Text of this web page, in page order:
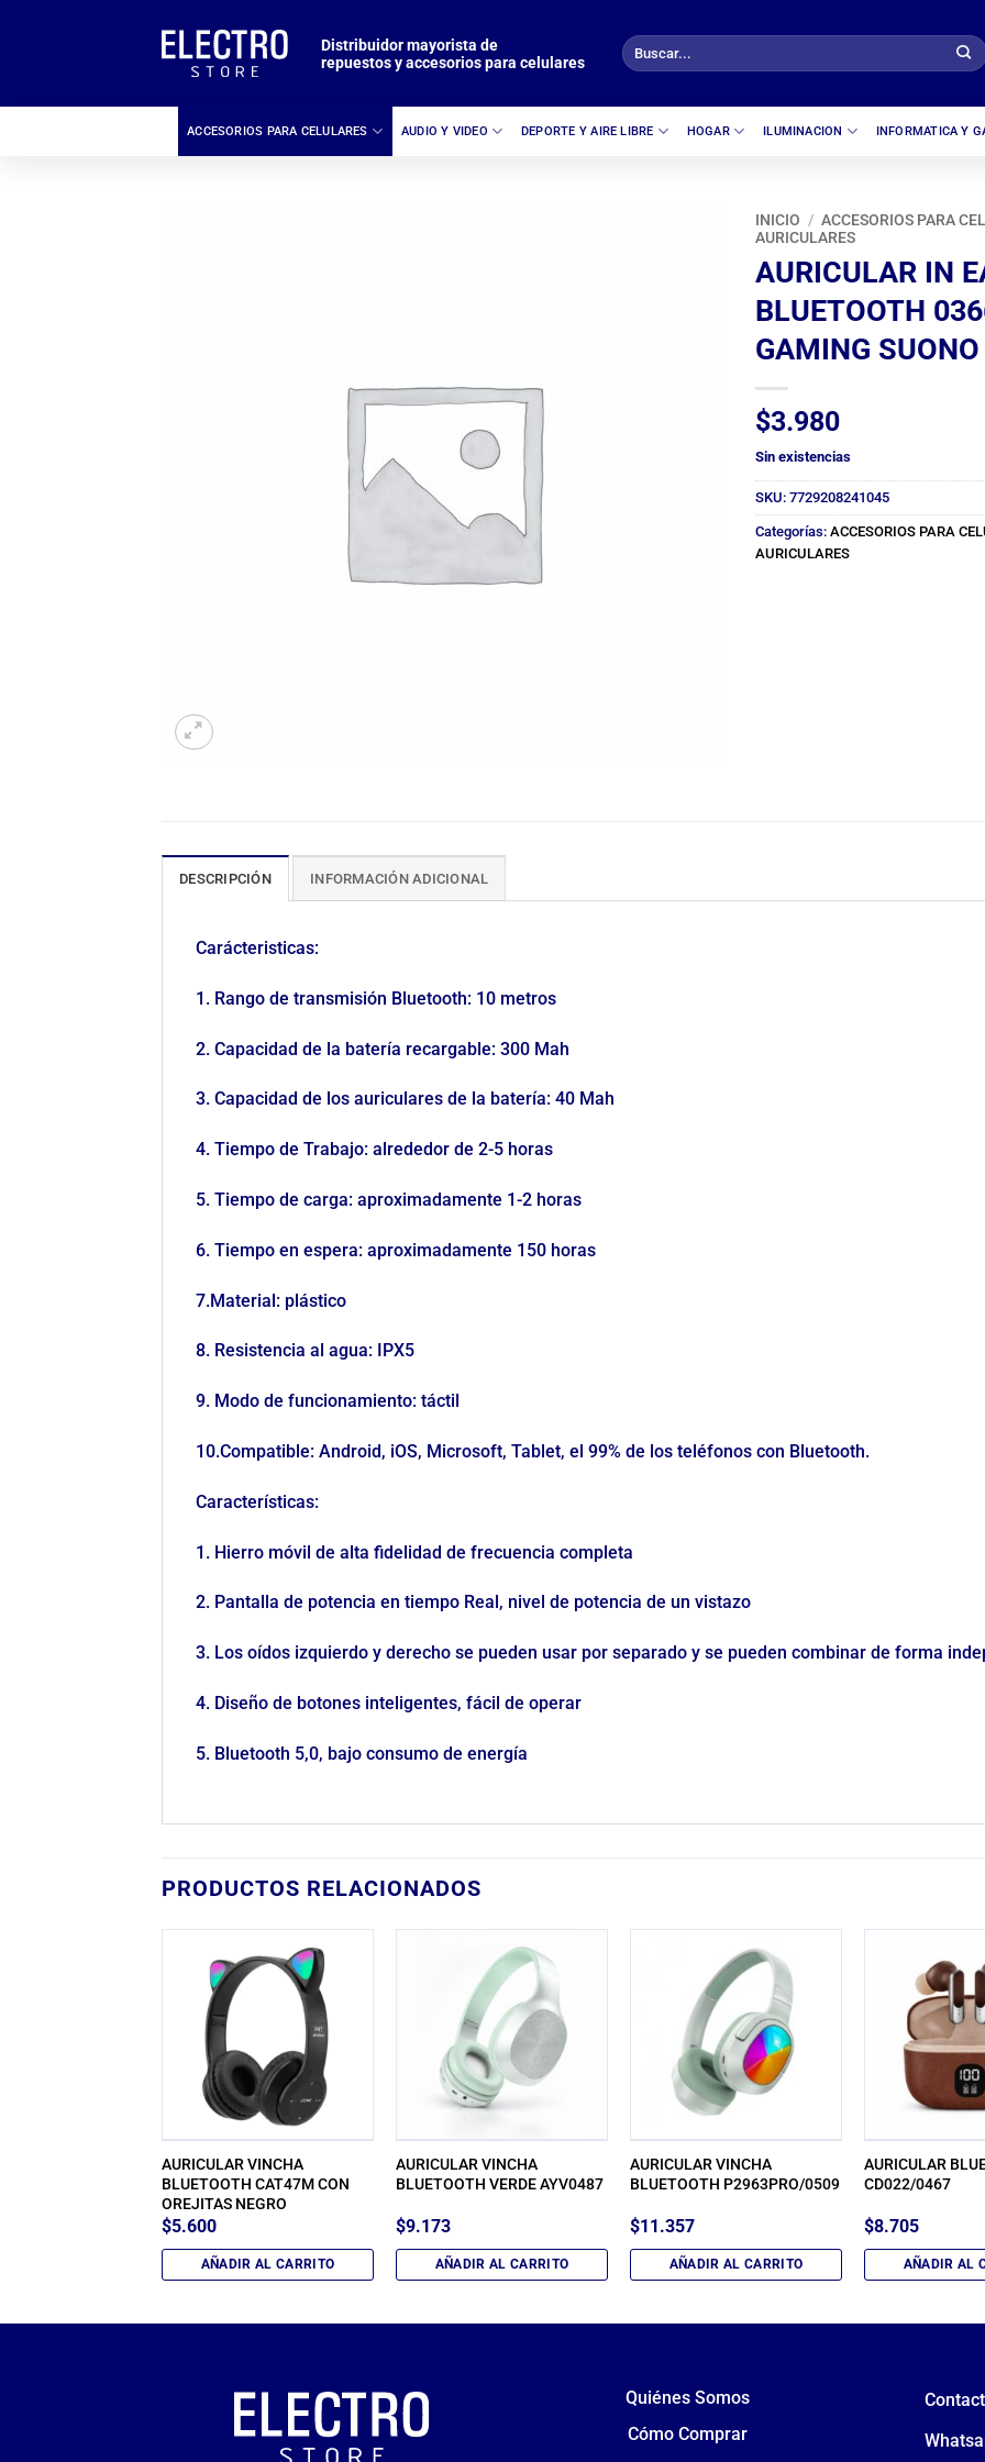
Distribuidor mayorista de
repuestos y accesorios para celulares
Buscar
por:
ACCESORIOS PARA CELULARES AUDIO Y VIDEO DEPORTE Y AIRE LIBRE HOGAR ILUMINACION INFORMATICA Y
INICIO / ACCESORIOS PARA
AURICULARES
AURICULAR IN
BLUETOOTH
GAMING SUONO
$3.980
Sin existencias
SKU: 7729208241045
Categorías: ACCESORIOS PARA
AURICULARES
DESCRIPCIÓN INFORMACIÓN ADICIONAL
Carácteristicas:
1. Rango de transmisión Bluetooth: 10 metros
2. Capacidad de la batería recargable: 300 Mah
3. Capacidad de los auriculares de la batería: 40 Mah
4. Tiempo de Trabajo: alrededor de 2-5 horas
5. Tiempo de carga: aproximadamente 1-2 horas
6. Tiempo en espera: aproximadamente 150 horas
7.Material: plástico
8. Resistencia al agua: IPX5
9. Modo de funcionamiento: táctil
10.Compatible: Android, iOS, Microsoft, Tablet, el 99% de los teléfonos con Bluetooth.
Características:
1. Hierro móvil de alta fidelidad de frecuencia completa
2. Pantalla de potencia en tiempo Real, nivel de potencia de un vistazo
3. Los oídos izquierdo y derecho se pueden usar por separado y se pueden combinar de forma
4. Diseño de botones inteligentes, fácil de operar
5. Bluetooth 5,0, bajo consumo de energía
PRODUCTOS RELACIONADOS
AURICULAR VINCHA
BLUETOOTH CAT47M CON
OREJITAS NEGRO
$5.600
AÑADIR AL CARRITO
AURICULAR VINCHA
BLUETOOTH VERDE AYV0487
$9.173
AÑADIR AL CARRITO
AURICULAR VINCHA
BLUETOOTH P2963PRO/0509
$11.357
AÑADIR AL CARRITO
AURICULAR
CD022/0467
$8.705
AÑADIR AL
Quiénes Somos
Cómo Comprar